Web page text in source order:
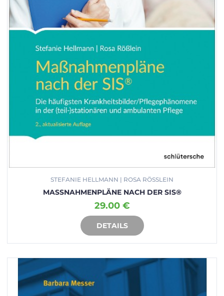
STEFANIE HELLMANN | ROSA RÖSSLEIN
MASSNAHMENPLÄNE NACH DER SIS®
29.00 €
DETAILS
IN DEN WARENKORB